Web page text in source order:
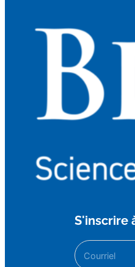
S'inscrire